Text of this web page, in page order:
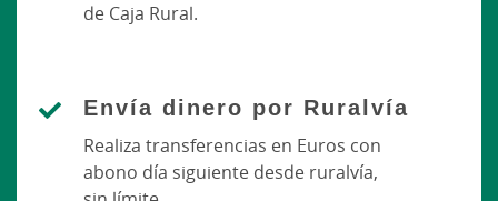
de Caja Rural.
Envía dinero por Ruralvía
Realiza transferencias en Euros con
abono día siguiente desde ruralvía,